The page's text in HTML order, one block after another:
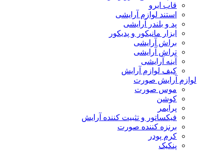
قاب ابرو
استند لوازم آرایشی
پد و بلندر آرایشی
ابزار مانیکور و پدیکور
براش آرایشی
تراش آرایشی
آینه آرایشی
کیف لوازم آرایش
لوازم آرایش صورت
موس صورت
کوشن
پرایمر
فیکساتور و تثبیت کننده آرایش
برنزه کننده صورت
کرم پودر
پنکیک